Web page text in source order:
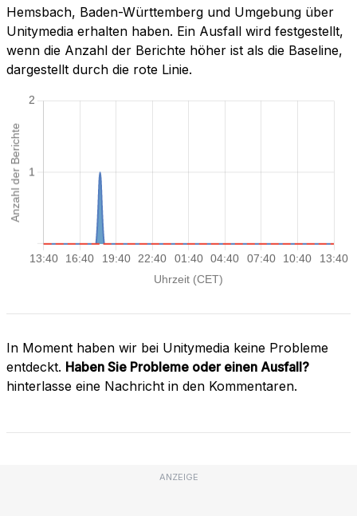
Hemsbach, Baden-Württemberg und Umgebung über
Unitymedia erhalten haben. Ein Ausfall wird festgestellt,
wenn die Anzahl der Berichte höher ist als die Baseline,
dargestellt durch die rote Linie.
In Moment haben wir bei Unitymedia keine Probleme
entdeckt. Haben Sie Probleme oder einen Ausfall?
hinterlasse eine Nachricht in den Kommentaren.
ANZEIGE